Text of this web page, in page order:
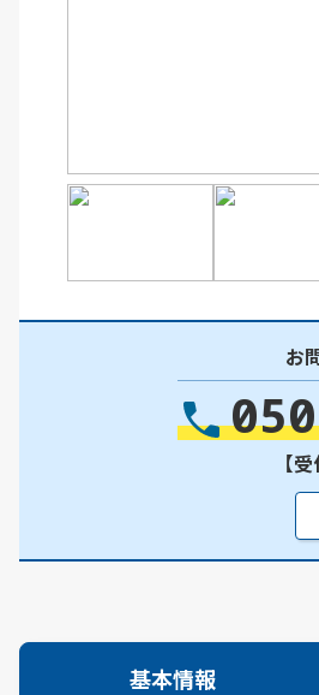
お
【
基本情報